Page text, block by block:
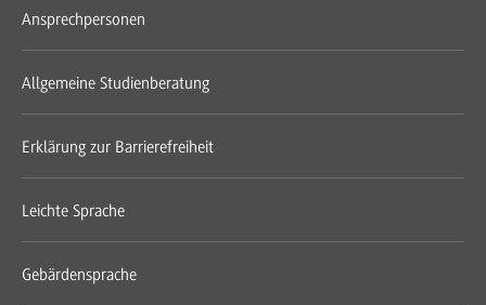
Ansprechpersonen
Allgemeine Studienberatung
Erklärung zur Barrierefreiheit
Leichte Sprache
Gebärdensprache